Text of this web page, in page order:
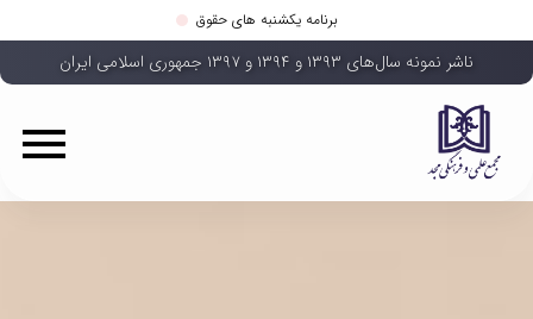
برنامه یکشنبه های حقوق
ناشر نمونه سال‌های ۱۳۹۳ و ۱۳۹۴ و ۱۳۹۷ جمهوری اسلامی ایران